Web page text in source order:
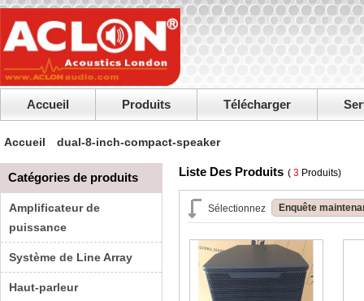
Accueil Produits Télécharger
Accueil dual-8-inch-compact-speaker
Catégories de produits
Amplificateur de
puissance
Système de Line Array
Haut-parleur
Liste Des Produits ( 3 Produits)
Sélectionnez Enquête